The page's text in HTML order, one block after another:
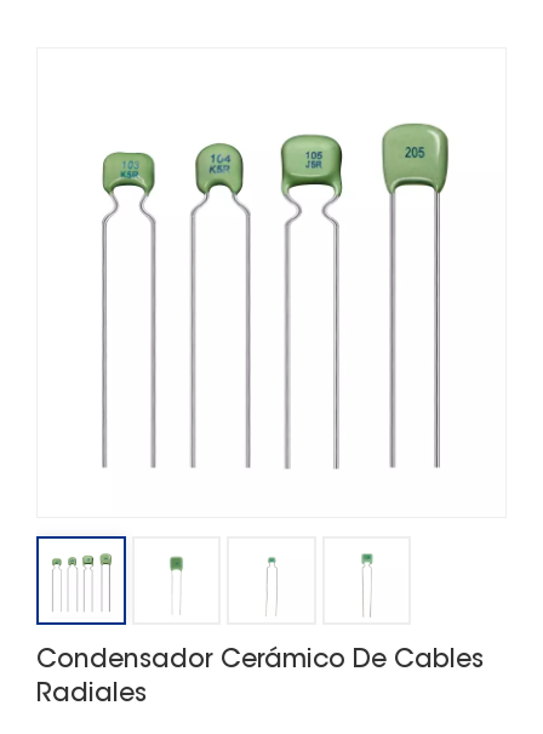
Condensador Cerámico De Cables
Radiales